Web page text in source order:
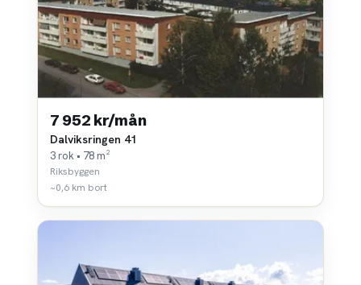
7 952 kr/mån
Dalviksringen 41
3 rok • 78 m²
Riksbyggen
~0,6 km bort